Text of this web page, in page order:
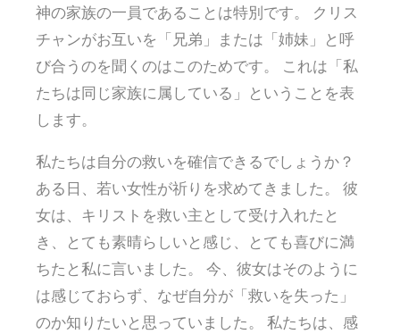
神の家族の一員であることは特別です。 クリス
チャンがお互いを「兄弟」または「姉妹」と呼
び合うのを聞くのはこのためです。 これは「私
たちは同じ家族に属している」ということを表
します。
私たちは自分の救いを確信できるでしょうか？
ある日、若い女性が祈りを求めてきました。 彼
女は、キリストを救い主として受け入れたと
き、とても素晴らしいと感じ、とても喜びに満
ちたと私に言いました。 今、彼女はそのように
は感じておらず、なぜ自分が「救いを失った」
のか知りたいと思っていました。 私たちは、感